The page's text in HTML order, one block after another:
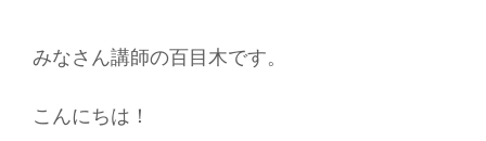
みなさん講師の百目木です。
こんにちは！